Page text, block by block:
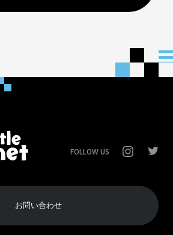
FOLLOW US
お問い合わせ